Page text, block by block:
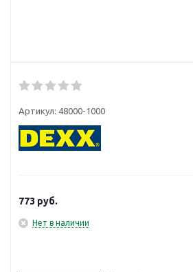
Артикул: 48000-1000
773 руб.
Нет в наличии